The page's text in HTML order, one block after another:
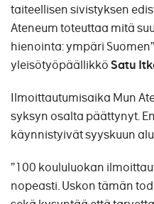
taiteellisen sivistyksen
Ateneum toteuttaa mitä
hienointa: ympäri
yleisötyöpäällikköSatu
Ilmoittautumisaika Mun
syksyn osalta päättynyt.
käynnistyivät syyskuun
”100 koululuokan
nopeasti. Uskon tämän